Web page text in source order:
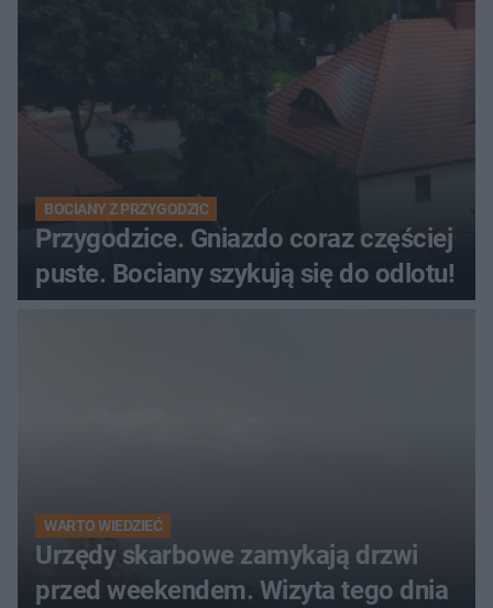
BOCIANY Z PRZYGODZIC
Przygodzice. Gniazdo coraz częściej
puste. Bociany szykują się do odlotu!
WARTO WIEDZIEĆ
Urzędy skarbowe zamykają drzwi
przed weekendem. Wizyta tego dnia